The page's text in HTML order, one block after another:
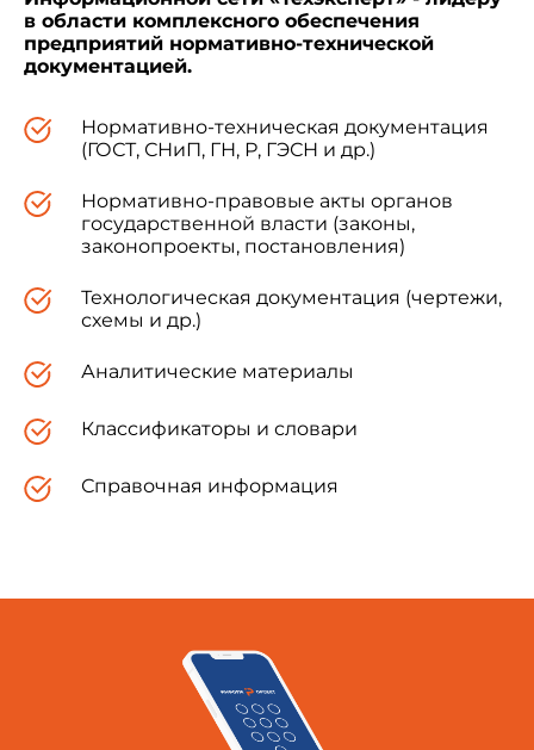
в области комплексного обеспечения
предприятий нормативно-технической
документацией.
Нормативно-техническая документация
(ГОСТ, СНиП, ГН, Р, ГЭСН и др.)
Нормативно-правовые акты органов
государственной власти (законы,
законопроекты, постановления)
Технологическая документация (чертежи,
схемы и др.)
Аналитические материалы
Классификаторы и словари
Справочная информация